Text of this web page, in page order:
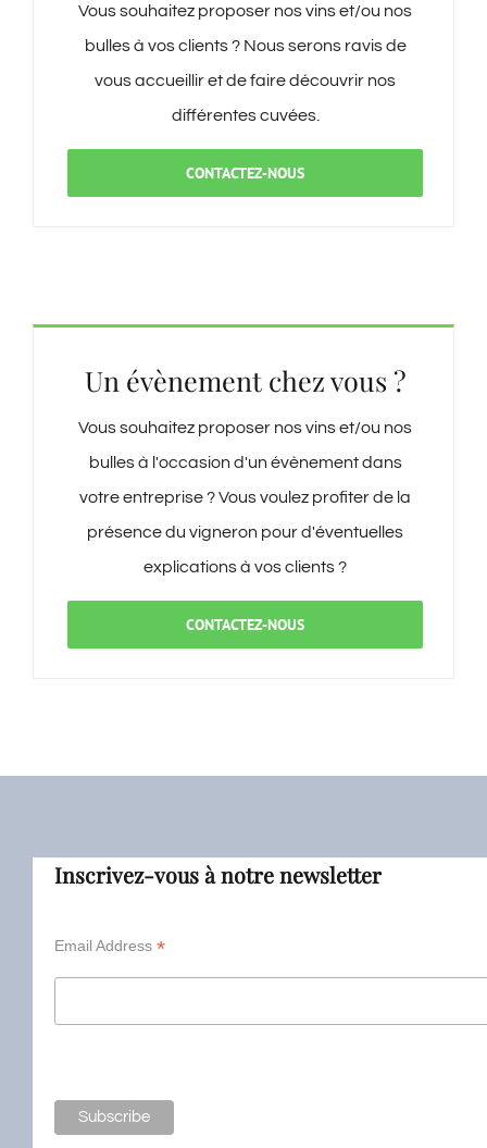
Vous souhaitez proposer nos vins et/ou nos
bulles à vos clients ? Nous serons ravis de
vous accueillir et de faire découvrir nos
différentes cuvées.
CONTACTEZ-NOUS
Un évènement chez vous ?
Vous souhaitez proposer nos vins et/ou nos
bulles à l'occasion d'un évènement dans
votre entreprise ? Vous voulez profiter de la
présence du vigneron pour d'éventuelles
explications à vos clients ?
CONTACTEZ-NOUS
Inscrivez-vous à notre newsletter
Email Address *